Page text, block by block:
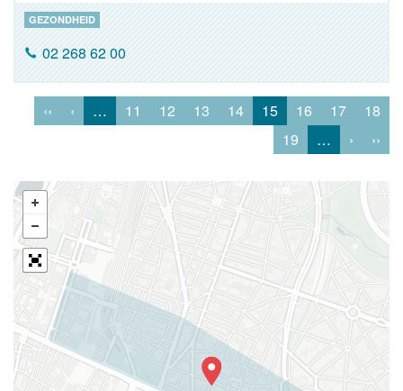
GEZONDHEID
02 268 62 00
‹‹ ‹ … 11 12 13 14 15 16 17
18
19
… › ››